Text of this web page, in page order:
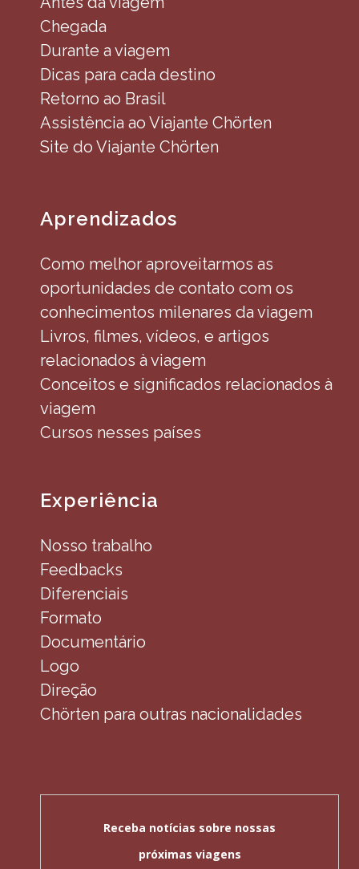
Chegada
Durante a viagem
Dicas para cada destino
Retorno ao Brasil
Assistência ao Viajante Chörten
Site do Viajante Chörten
Aprendizados
Como melhor aproveitarmos as
oportunidades de contato com os
conhecimentos milenares da viagem
Livros, filmes, vídeos, e artigos
relacionados à viagem
Conceitos e significados relacionados à
viagem
Cursos nesses países
Experiência
Nosso trabalho
Feedbacks
Diferenciais
Formato
Documentário
Logo
Direção
Chörten para outras nacionalidades